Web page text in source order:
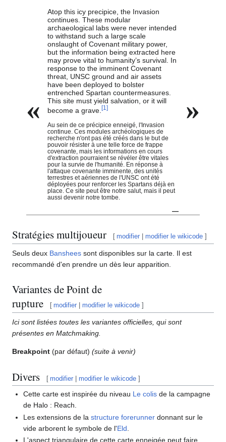
«
Atop this icy precipice, the Invasion
continues. These modular
archaeological labs were never intended
to withstand such a large scale
onslaught of Covenant military power,
but the information being extracted here
may prove vital to humanity’s survival. In
response to the imminent Covenant
threat, UNSC ground and air assets
have been deployed to bolster
entrenched Spartan countermeasures.
This site must yield salvation, or it will
become a grave. [1 ]
Au sein de ce précipice enneigé, l'Invasion
continue. Ces modules archéologiques de
recherche n'ont pas été créés dans le but de
pouvoir résister à une telle force de frappe
covenante, mais les informations en cours
d'extraction pourraient se révéler être vitales
pour la survie de l'humanité. En réponse à
l'attaque covenante imminente, des unités
terrestres et aériennes de l'UNSC ont été
déployées pour renforcer les Spartans déjà en
place. Ce site peut être notre salut, mais il peut
aussi devenir notre tombe.
—
»
Stratégies multijoueur [ modifier |modifier le wikicode ]
Seuls deux Banshees sont disponibles sur la carte. Il est
recommandé d'en prendre un dès leur apparition.
Variantes de Point de
rupture
[ modifier |modifier le wikicode ]
Ici sont listées toutes les variantes officielles, qui sont
présentes en Matchmaking.
Breakpoint (par défaut) (suite à venir)
Divers [ modifier |modifier le wikicode ]
Cette carte est inspirée du niveau Le colis de la campagne
de Halo : Reach.
Les extensions de lastructure forerunner donnant sur le
vide arborent le symbole de l'Eld
L'aspect triangulaire de cette carte enneigée peut faire